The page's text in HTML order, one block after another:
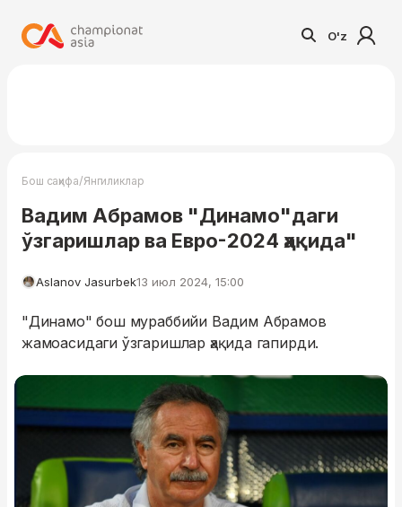
O'z
Бош саҳифа/Янгиликлар
Вадим Абрамов "Динамо"даги
ўзгаришлар ва Евро-2024 ҳақида"
Aslanov Jasurbek13 июл 2024, 15:00
"Динамо" бош мураббийи Вадим Абрамов
жамоасидаги ўзгаришлар ҳақида гапирди.